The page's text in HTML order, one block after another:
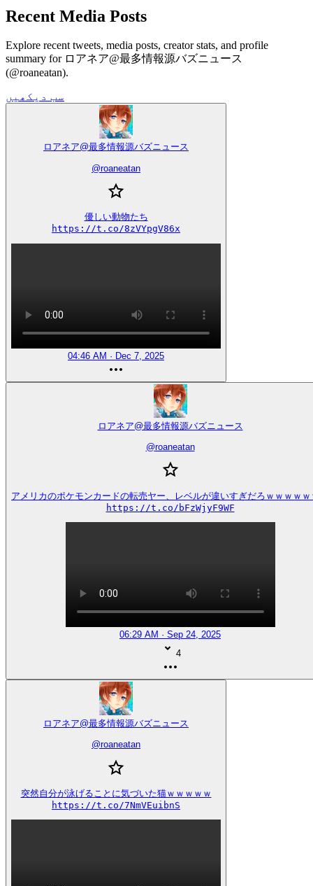
Recent Media Posts
Explore recent tweets, media posts, creator stats, and profile
summary for ロアネア@最多情報源バズニュース
(@roaneatan).
سب دیکھیں
ロアネア@最多情報源バズニュース
@roaneatan
優しい動物たち
https://t.co/8zVYpgV86x
04:46 AM · Dec 7, 2025
ロアネア@最多情報源バズニュース
@roaneatan
アメリカのポケモンカードの転売ヤー、レベルが違いすぎだろｗｗｗｗｗ
https://t.co/bFzWjyF9WF
06:29 AM · Sep 24, 2025
4
ロアネア@最多情報源バズニュース
@roaneatan
突然自分が泳げることに気づいた猫ｗｗｗｗｗ
https://t.co/7NmVEuibnS